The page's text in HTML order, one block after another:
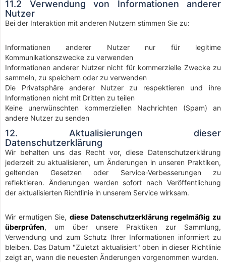
11.2 Verwendung von Informationen anderer
Nutzer
Bei der Interaktion mit anderen Nutzern stimmen Sie zu:
Informationen anderer Nutzer nur für legitime
Kommunikationszwecke zu verwenden
Informationen anderer Nutzer nicht für kommerzielle Zwecke zu
sammeln, zu speichern oder zu verwenden
Die Privatsphäre anderer Nutzer zu respektieren und ihre
Informationen nicht mit Dritten zu teilen
Keine unerwünschten kommerziellen Nachrichten (Spam) an
andere Nutzer zu senden
12. Aktualisierungen dieser
Datenschutzerklärung
Wir behalten uns das Recht vor, diese Datenschutzerklärung
jederzeit zu aktualisieren, um Änderungen in unseren Praktiken,
geltenden Gesetzen oder Service-Verbesserungen zu
reflektieren. Änderungen werden sofort nach Veröffentlichung
der aktualisierten Richtlinie in unserem Service wirksam.
Wir ermutigen Sie, diese Datenschutzerklärung regelmäßig zu
überprüfen, um über unsere Praktiken zur Sammlung,
Verwendung und zum Schutz Ihrer Informationen informiert zu
bleiben. Das Datum "Zuletzt aktualisiert" oben in dieser Richtlinie
zeigt an, wann die neuesten Änderungen vorgenommen wurden.